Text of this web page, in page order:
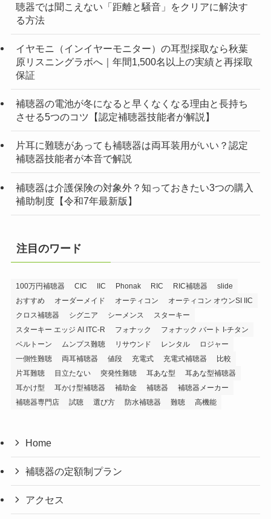
聴器では聞こえない「距離と騒音」をクリアに解決す
る方法
イヤモニ（インイヤーモニター）の耳型採取なら秋葉
原リスニングラボへ｜年間1,500名以上の実績と再採取
保証
補聴器の電池が冬になると早くなくなる理由と長持ち
させる5つのコツ【認定補聴器技能者が解説】
片耳に難聴があっても補聴器は両耳装用がいい？認定
補聴器技能者が本音で解説
補聴器は介護保険の対象外？知っておきたい3つの購入
補助制度【令和7年最新版】
注目のワード
100万円補聴器 CIC IIC Phonak RIC RIC補聴器
slide
おすすめ
オーダーメイド オーティコン
オーティコン オウンSI IIC
クロス補聴器
シグニア シーメンス
スターキー
スターキー エッジ AI ITC-R
フォナック
フォナック バート I-チタン
ベルトーン
ムンプス難聴 リサウンド レンタル
ロジャー
一側性難聴
両耳補聴器 値段 充電式 充電式補聴器
比較
片耳難聴
目立たない 突発性難聴 耳あな型
耳あな型補聴器
耳かけ型
耳かけ型補聴器 補助金 補聴器
補聴器メーカー
補聴器専門店
試聴 選び方 防水補聴器 難聴 高機能
Home
補聴器の定額制プラン
アクセス